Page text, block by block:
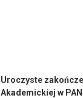
Uroczyste
Akademickiej w